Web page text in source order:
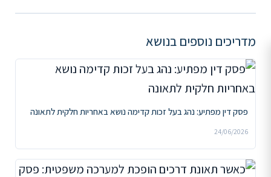
מדריכים נוספים בנושא
פסק דין מפתיע: נהג בעל זכות קדימה נושא באחריות חלקית לתאונה
24/06/2026